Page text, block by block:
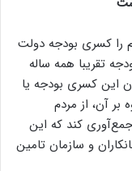
را کسری بودجه دولت
تقریبا همه ساله
این کسری بودجه یا
بر آن، از مردم
جمع‌آوری کند که این
و سازمان تامین